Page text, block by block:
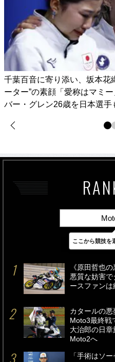
千葉百音に寄り添い、坂本花
ーター”の素顔「愛称はマミ
バー・グレン26歳を日本選手
最新 24
《原田哲也
悪質な妨害で
ースファンは
カタールの
Moto3最終戦
大治郎の日
Moto2へ
「手術はソ
ここから競技を